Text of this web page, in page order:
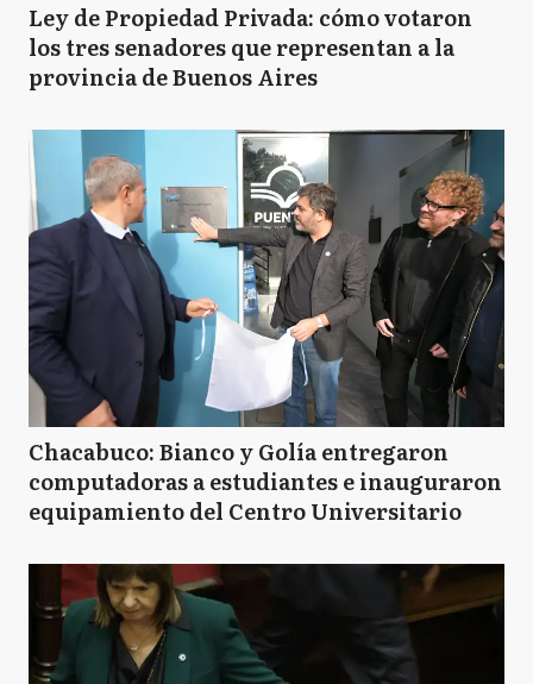
Ley de Propiedad Privada: cómo votaron
los tres senadores que representan a la
provincia de Buenos Aires
Chacabuco: Bianco y Golía entregaron
computadoras a estudiantes e inauguraron
equipamiento del Centro Universitario